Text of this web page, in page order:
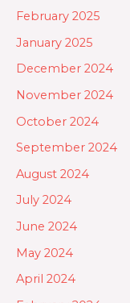
February 2025
January 2025
December 2024
November 2024
October 2024
September 2024
August 2024
July 2024
June 2024
May 2024
April 2024